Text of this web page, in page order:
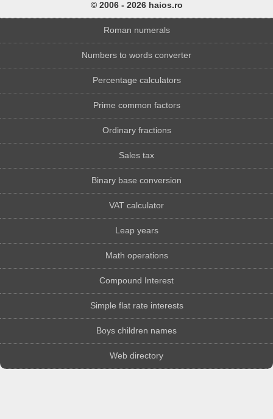
© 2006 - 2026 haios.ro
Roman numerals
Numbers to words converter
Percentage calculators
Prime common factors
Ordinary fractions
Sales tax
Binary base conversion
VAT calculator
Leap years
Math operations
Compound Interest
Simple flat rate interests
Boys children names
Web directory